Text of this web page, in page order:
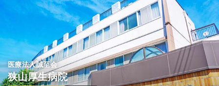
日祝休み
4週8休以上 担当業務未経験可
ブランク可
第二新卒可 月給26万円以上可
気になる 詳細を見る
透析正・准看護師 一般病院
時間 8:30～17:15
4週8休以上
月給19万円以上可
気になる 詳細を見る
医療法人誠至会
狭山厚生病院